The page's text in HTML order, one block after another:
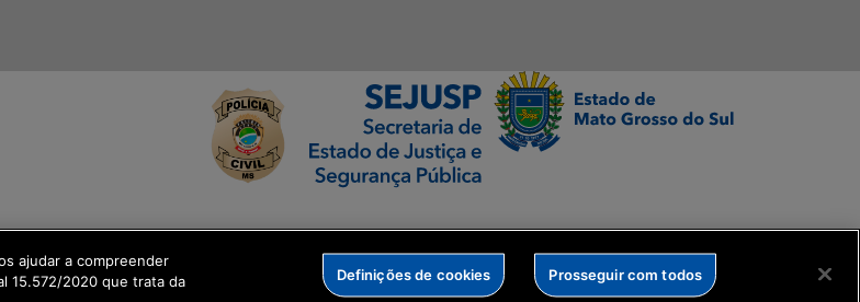
ajudar a compreender
15.572/2020 que trata da
Definições de cookies Prosseguir com todos